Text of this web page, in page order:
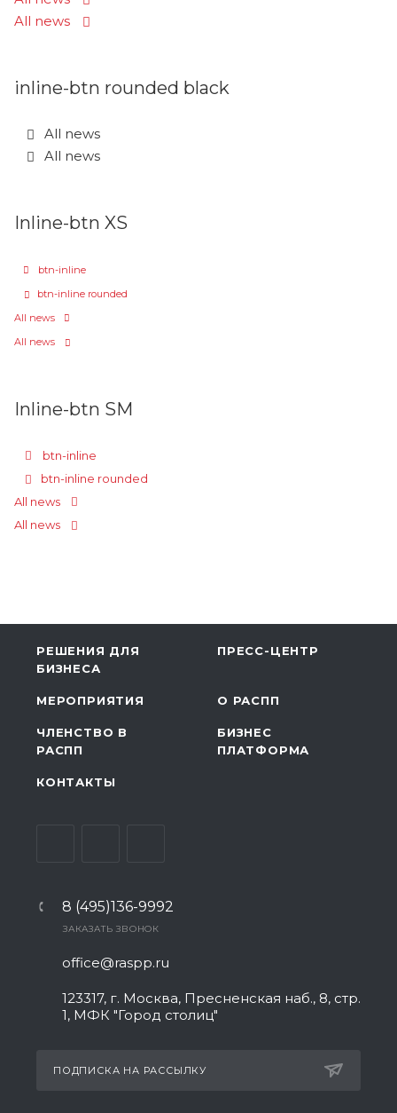
All news
inline-btn rounded black
All news
All news
Inline-btn XS
btn-inline
btn-inline rounded
All news
All news
Inline-btn SM
btn-inline
btn-inline rounded
All news
All news
РЕШЕНИЯ ДЛЯ
БИЗНЕСА
ПРЕСС-ЦЕНТР
МЕРОПРИЯТИЯ О РАСПП
ЧЛЕНСТВО В
РАСПП
БИЗНЕС
ПЛАТФОРМА
КОНТАКТЫ
8 (495)136-9992
ЗАКАЗАТЬ ЗВОНОК
office@raspp.ru
123317, г. Москва, Пресненская наб., 8, стр.
1, МФК "Город столиц"
ПОДПИСКА НА РАССЫЛКУ